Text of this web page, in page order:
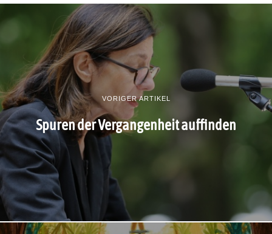
VORIGER ARTIKEL
Spuren der Vergangenheit auffinden